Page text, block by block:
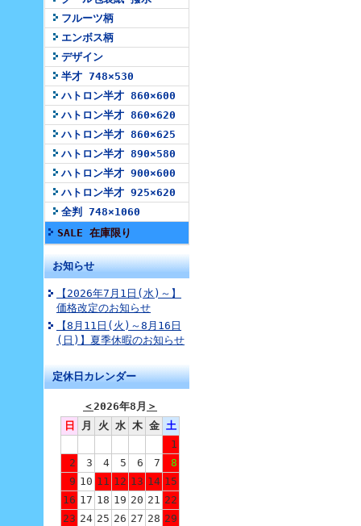
フルーツ柄
エンボス柄
デザイン
半才 748×530
ハトロン半才 860×600
ハトロン半才 860×620
ハトロン半才 860×625
ハトロン半才 890×580
ハトロン半才 900×600
ハトロン半才 925×620
全判 748×1060
SALE 在庫限り
お知らせ
【2026年7月1日(水)～】
価格改定のお知らせ
【8月11日(火)～8月16日
(日)】夏季休暇のお知らせ
定休日カレンダー
＜2026年8月 ＞
日
月 火 水 木 金 土
1
2
3 4 5 6 7
8
9 10 11 12 13 14 15
16 17 18 19 20 21 22
23 24 25 26 27 28 29